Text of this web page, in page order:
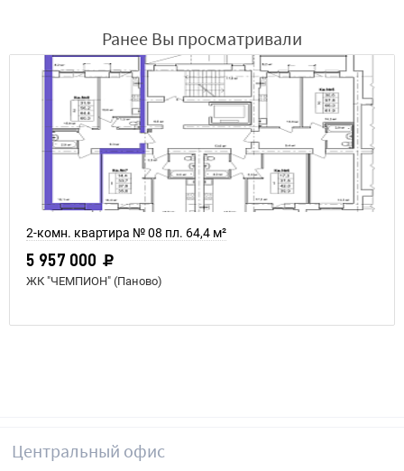
Ранее Вы просматривали
2-комн. квартира № 08 пл. 64,4 м²
5 957 000
ЖК "ЧЕМПИОН" (Паново)
Центральный офис